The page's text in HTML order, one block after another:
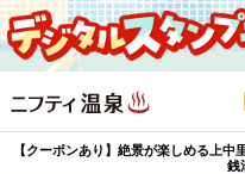
【クーポンあり】絶景が楽しめる上
銭